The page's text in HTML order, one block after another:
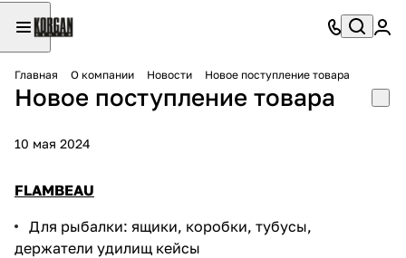
Главная О компании Новости Новое поступление товара
Новое поступление товара
10 мая 2024
FLAMBEAU
Для рыбалки: ящики, коробки, тубусы,
держатели удилищ кейсы